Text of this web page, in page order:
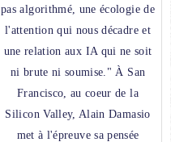
pas algorithmé, une écologie de
l'attention qui nous décadre et
une relation aux IA qui ne soit
ni brute ni soumise." À San
Francisco, au coeur de la
Silicon Valley, Alain Damasio
met à l'épreuve sa pensée